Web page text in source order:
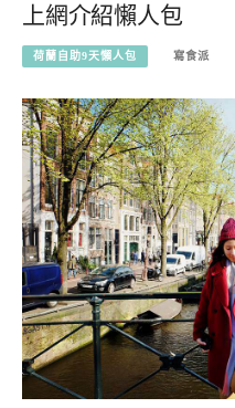
上網介紹懶人包
荷蘭自助9天懶人包 寫食派